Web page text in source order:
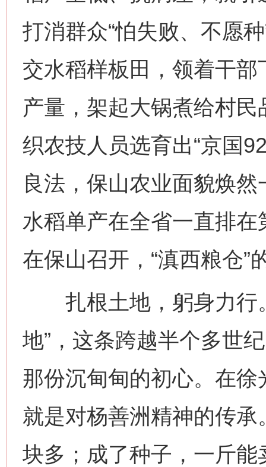
打消群众“怕失败、不愿
交水稻样板田，领着干
产量，架起大锅煮给村
织农技人员选育出“京国
良法，保山农业面貌焕
水稻单产在全省一直排
在保山召开，“滇西粮仓”
扎根土地，躬身力行。
地”，这条跨越半个多世
那份沉甸甸的初心。在
就是对杨善洲精神的传承
块多；成了种子，一斤